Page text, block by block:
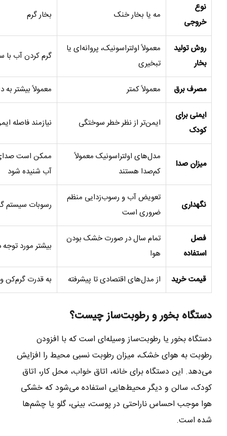
نوع
خروجی
مه یا بخار خنک بخار گرم
روش تولید
بخار
معمولاً اولتراسونیک، پروانه‌ای یا
تبخیری
گرم کردن آب با
مصرف برق معمولاً کمتر معمولاً بیشتر
ایمنی برای
کودک
ایمن‌تر از نظر خطر سوختگی نیازمند فاصله
میزان صدا
مدل‌های اولتراسونیک معمولاً
کم‌صدا هستند
ممکن است
آب شنیده شود
نگهداری
تعویض آب و رسوب‌زدایی منظم
ضروری است
رسوبات سیستم
فصل
استفاده
تمام سال در صورت خشک بودن
هوا
بیشتر مورد
قیمت خرید از مدل‌های اقتصادی تا پیشرفته به قدرت گرم‌کن
دستگاه بخور و رطوبت‌ساز چیست؟
دستگاه بخور یا رطوبت‌ساز وسیله‌ای است که با افزودن
رطوبت به هوای خشک، میزان رطوبت نسبی محیط را افزایش
می‌دهد. این دستگاه برای خانه، اتاق خواب، محل کار، اتاق
کودک، سالن و دیگر محیط‌هایی استفاده می‌شود که خشکی
هوا موجب احساس ناراحتی در پوست، بینی، گلو یا چشم‌ها
شده است.